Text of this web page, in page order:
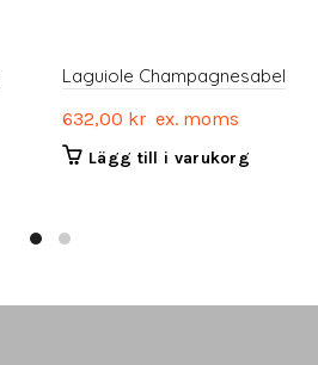
Laguiole Champagnesabel
632,00 kr ex. moms
Lägg till i varukorg